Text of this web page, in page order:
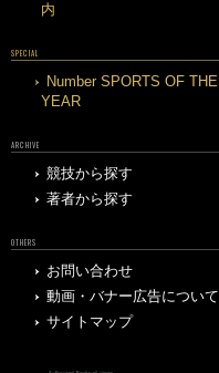
内
SPECIAL
Number SPORTS OF THE
YEAR
ARCHIVE
競技から探す
著者から探す
OTHERS
お問い合わせ
動画・バナー広告について
サイトマップ